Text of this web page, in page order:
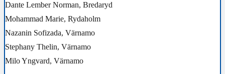
Dante Lember Norman, Bredaryd
Mohammad Marie, Rydaholm
Nazanin Sofizada, Värnamo
Stephany Thelin, Värnamo
Milo Yngvard, Värnamo